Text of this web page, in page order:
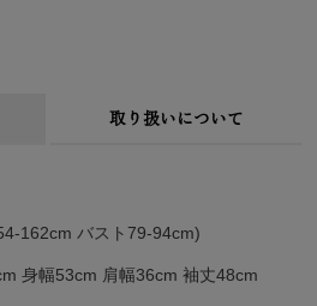
取り扱いについて
162cm バスト79-94cm)
身幅53cm 肩幅36cm 袖丈48cm